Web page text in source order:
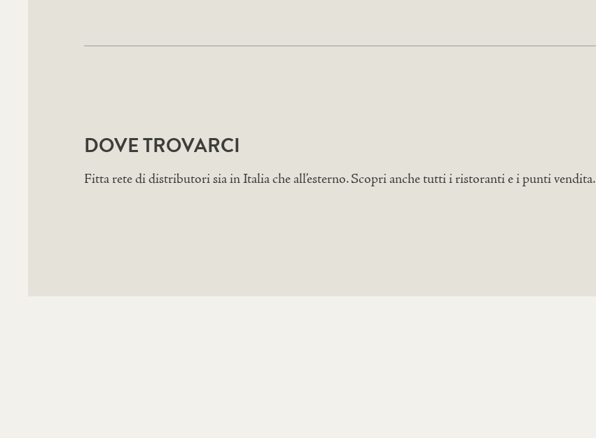
DOVE TROVARCI
Fitta rete di distributori sia in Italia che all’esterno. Scopri anche tutti i ristoranti e i punti vendita.